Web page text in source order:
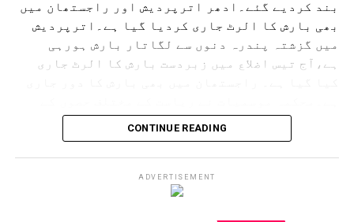
بند کردیے گئے۔ادھر اترپردیش اور راجستھان میں
بھی بارش کا الرٹ جاری کردیا گیا ہے۔اترپردیش
میں گزشتہ پندرہ دنوں سے لگاتار بارش ہورہی
ہے،آج تیس اضلاع میں زبردست بارش کا الرٹ جاری
لئے الرٹ جاری کردیا ہے۔ حالانکہ جموں وکشمیر
میں لینڈ سلائڈنگ کی وجہ سے آمدورفت ٹھپ تھی لیکن
اب چھ دنوں کے بعد آمدورفت جاری ہوئی ہے۔
امرناتھ یاترا بھی شروع کردی گئی ہے۔
CONTINUE READING
ADVERTISEMENT